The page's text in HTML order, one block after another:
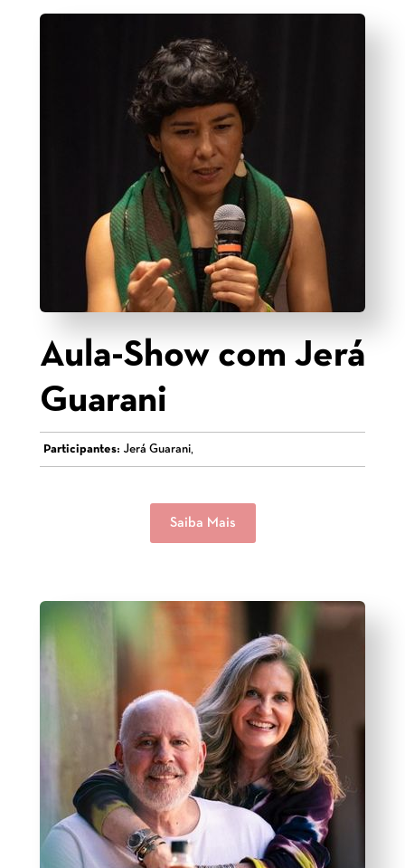
Aula-Show com Jerá
Guarani
Participantes: Jerá Guarani,
Saiba Mais